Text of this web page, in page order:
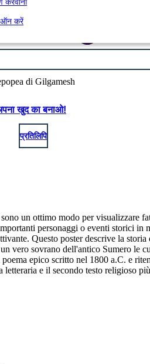
ऑन करें
खुद का बनाओ!
प्रतिलिपि
un ottimo modo per visualizzare
personaggi o eventi storici in
Questo poster descrive la storia
vero sovrano dell'antico Sumero le
epico scritto nel 1800 a.C. e
letteraria e il secondo testo religioso più